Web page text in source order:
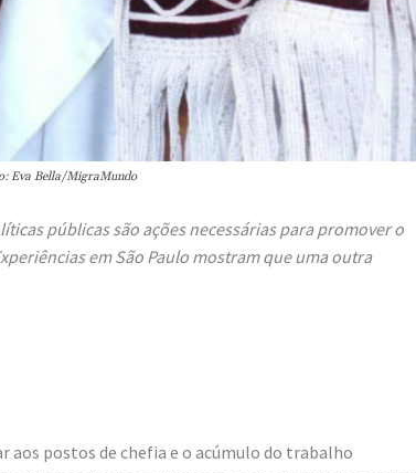
Eva Bella/MigraMundo
públicas são ações necessárias para promover o
em São Paulo mostram que uma outra
aos postos de chefia e o acúmulo do trabalho